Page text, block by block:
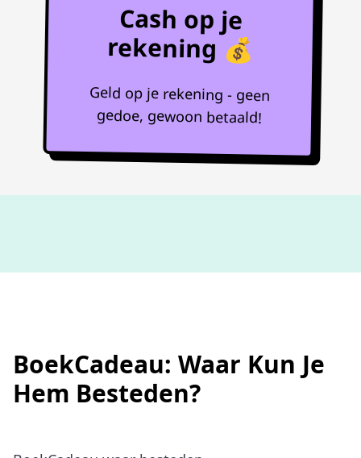
Cash op je
rekening 💰
Geld op je rekening - geen
gedoe, gewoon betaald!
BoekCadeau: Waar Kun Je
Hem Besteden?